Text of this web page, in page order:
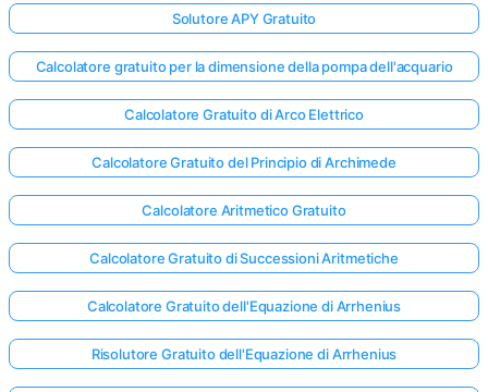
Solutore APY Gratuito
Calcolatore gratuito per la dimensione della pompa dell'acquario
Calcolatore Gratuito di Arco Elettrico
Calcolatore Gratuito del Principio di Archimede
Calcolatore Aritmetico Gratuito
Calcolatore Gratuito di Successioni Aritmetiche
Calcolatore Gratuito dell'Equazione di Arrhenius
Risolutore Gratuito dell'Equazione di Arrhenius